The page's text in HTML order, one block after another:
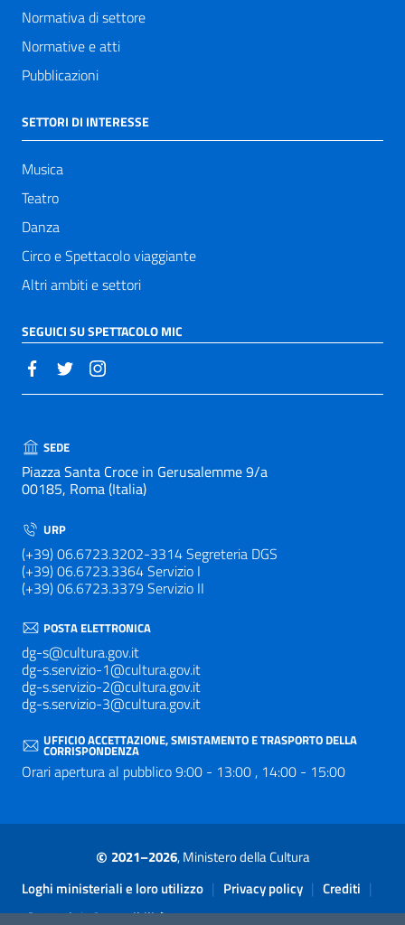
Normativa di settore
Normative e atti
Pubblicazioni
SETTORI DI INTERESSE
Musica
Teatro
Danza
Circo e Spettacolo viaggiante
Altri ambiti e settori
SEGUICI SU SPETTACOLO MIC
SEDE
Piazza Santa Croce in Gerusalemme 9/a
00185, Roma (Italia)
URP
(+39) 06.6723.3202-3314 Segreteria DGS
(+39) 06.6723.3364 Servizio I
(+39) 06.6723.3379 Servizio II
POSTA ELETTRONICA
dg-s@cultura.gov.it
dg-s.servizio-1@cultura.gov.it
dg-s.servizio-2@cultura.gov.it
dg-s.servizio-3@cultura.gov.it
UFFICIO ACCETTAZIONE, SMISTAMENTO E TRASPORTO DELLA
CORRISPONDENZA
Orari apertura al pubblico 9:00 - 13:00 , 14:00 - 15:00
© 2021–2026, Ministero della Cultura
Sezione Link Utili
Loghi ministeriali e loro utilizzo | Privacy policy | Crediti |
Contatti | Accessibilità